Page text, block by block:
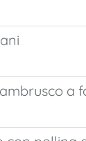
a